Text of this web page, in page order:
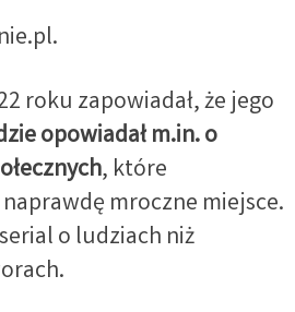
roku zapowiadał, że jego
opowiadał m.in. o
, które
mroczne miejsce.
o ludziach niż